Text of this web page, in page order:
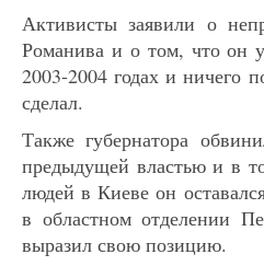
Активисты заявили о
Романива и о том, что он
2003-2004 годах и ничего
сделал.
Также губернатора
предыдущей властью и в
людей в Киеве он
в областном отделении
выразил свою позицию.